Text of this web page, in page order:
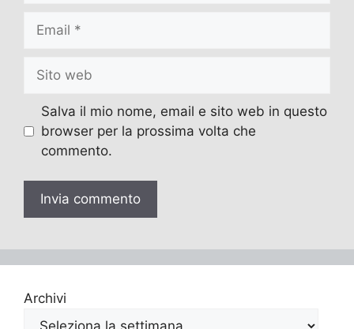
web
Salva il mio nome, email e sito web in questo
browser per la prossima volta che
commento.
Archivi